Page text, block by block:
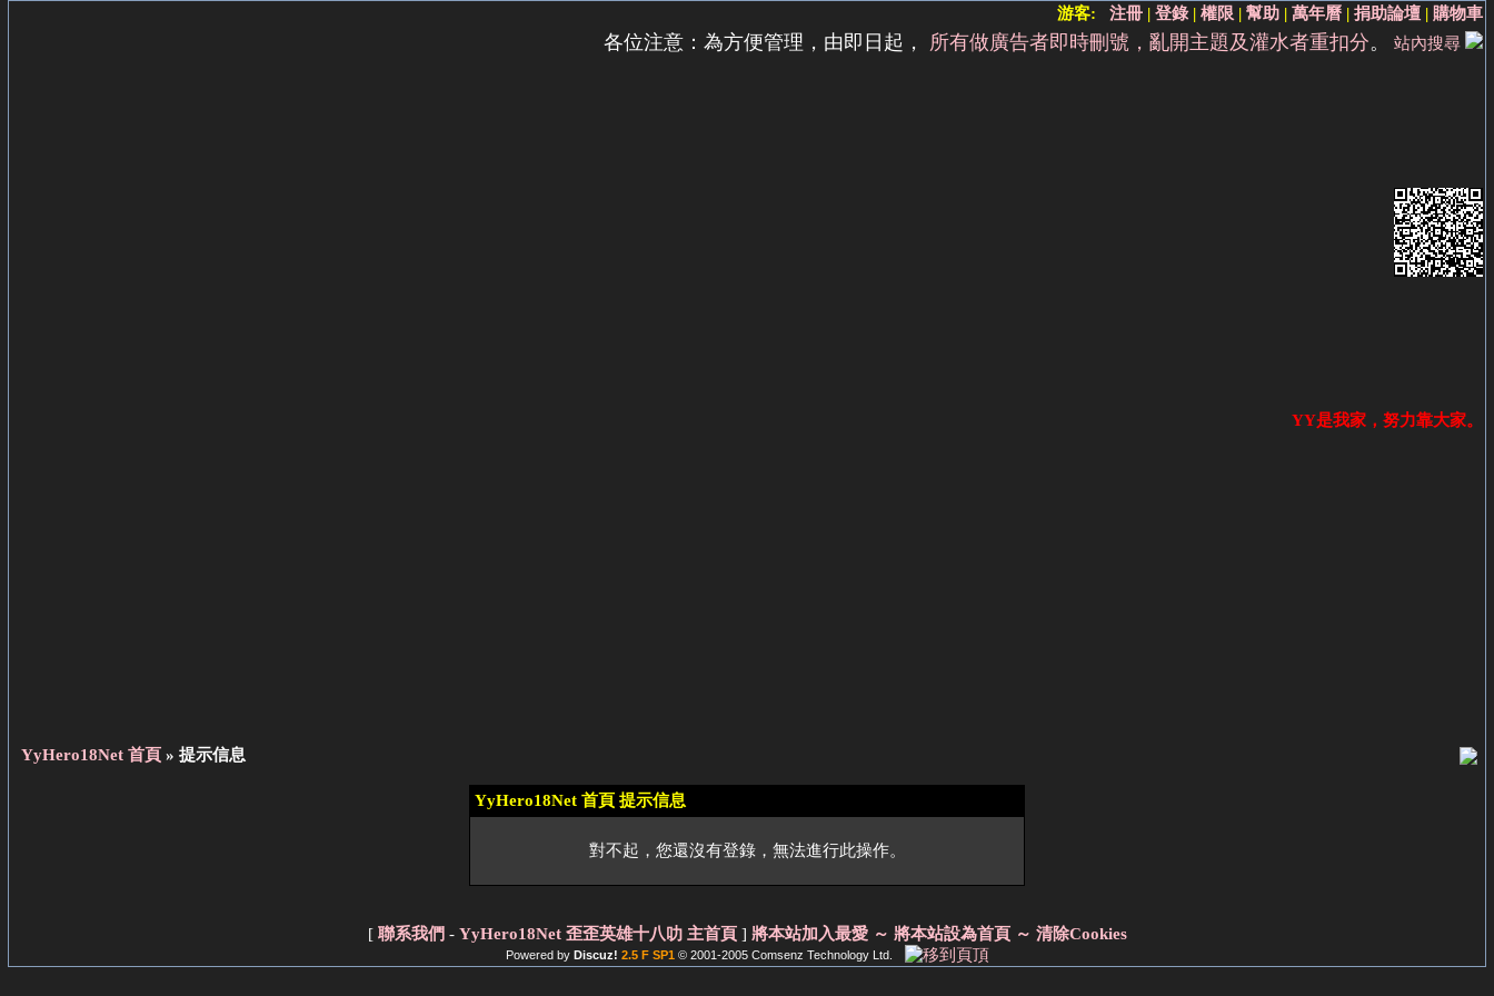
游客: 注冊 | 登錄 | 權限 | 幫助 | 萬年曆 | 捐助論壇 | 購物車
各位注意：為方便管理，由即日起， 所有做廣告者即時刪號，亂開主題及灌水者重扣分。 站內搜尋
YY是我家，努力靠大家。
YyHero18Net 首頁 » 提示信息
YyHero18Net 首頁 提示信息
對不起，您還沒有登錄，無法進行此操作。
[ 聯系我們 - YyHero18Net 歪歪英雄十八叻 主首頁] 將本站加入最愛 ～ 將本站設為首頁 ～ 清除Cookies
Powered by Discuz! 2.5 F SP1 © 2001-2005 Comsenz Technology Ltd.